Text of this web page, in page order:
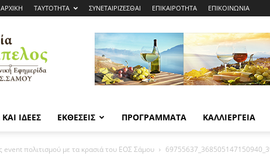
ΑΡΧΙΚΗ ΤΑΥΤΟΤΗΤΑ ΣΥΝΕΤΑΙΡΙΖΕΣΘΑΙ ΕΠΙΚΑΙΡΟΤΗΤΑ ΕΠΙΚΟΙΝΩΝΙΑ
ΚΑΙ ΙΔΕΕΣ ΕΚΘΕΣΕΙΣ ΠΡΟΓΡΑΜΜΑΤΑ ΚΑΛΛΙΕΡΓΕΙΑ
event πολιτισμού με τα κρασιά του ΕΟΣ Σάμου